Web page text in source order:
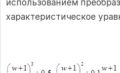
характеристическое